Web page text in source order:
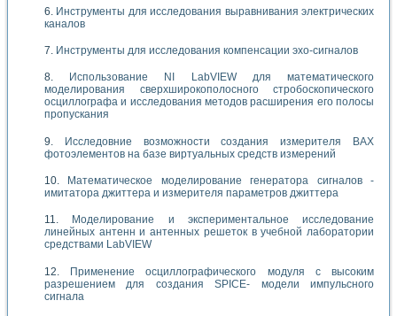
Инструменты для исследования выравнивания электрических
каналов
Инструменты для исследования компенсации эхо-сигналов
Использование NI LabVIEW для математического
моделирования сверхширокополосного стробоскопического
осциллографа и исследования методов расширения его полосы
пропускания
Исследовние возможности создания измерителя ВАХ
фотоэлементов на базе виртуальных средств измерений
Математическое моделирование генератора сигналов -
имитатора джиттера и измерителя параметров джиттера
Моделирование и экспериментальное исследование
линейных антенн и антенных решеток в учебной лаборатории
средствами LabVIEW
Применение осциллографического модуля с высоким
разрешением для создания SPICE- модели импульсного
сигнала